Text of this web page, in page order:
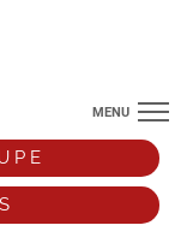
MENU